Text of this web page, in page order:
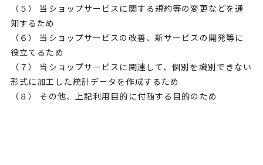
（５） 当ショップサービスに関する規約等の変更などを通
知するため
（６） 当ショップサービスの改善、新サービスの開発等に
役立てるため
（７） 当ショップサービスに関連して、個別を識別できない
形式に加工した統計データを作成するため
（８） その他、上記利用目的に付随する目的のため